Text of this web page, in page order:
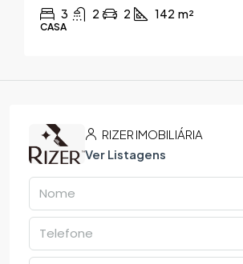
3 2 2 142 m²
CASA
RIZER IMOBILIÁRIA
Ver Listagens